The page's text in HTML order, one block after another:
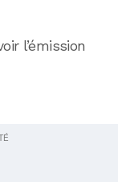
l’émission